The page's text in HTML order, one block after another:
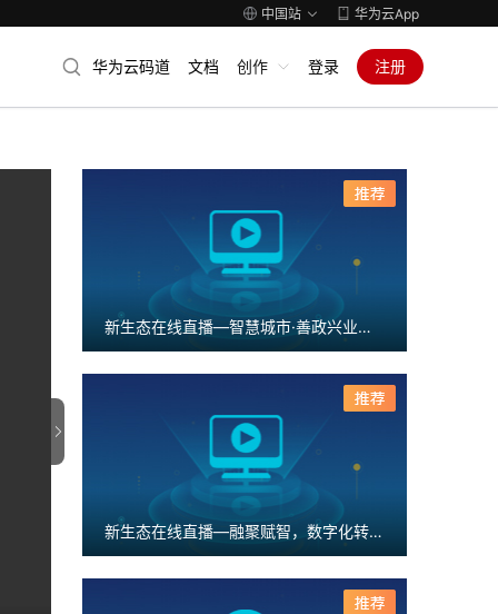
中国站 华为云App
华为云码道 文档 创作 登录 注册
新生态在线直播—智慧城市·善政兴业新高度
新生态在线直播—融聚赋智，数字化转型共创